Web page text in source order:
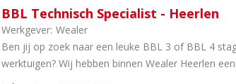
BBL Technisch Specialist - Heerlen
Werkgever: Wealer
Ben jij op zoek naar een leuke BBL 3 of BBL 4
werktuigen? Wij hebben binnen Wealer Heerlen